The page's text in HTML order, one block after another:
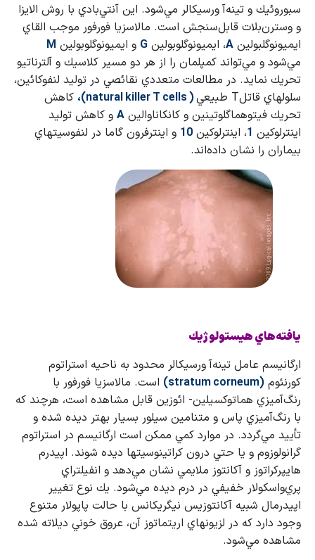
سبوروئيك و تينه‌آ ورسيكالر مي‌شود. اين آنتي‌بادي با روش الايزا
و وسترن‌بلات قابل‌سنجش است. مالاسزيا فورفور موجب القاي
ايميونوگلبولين A، ايميونوگلوبولين G و ايميونوگلوبولين M
مي‌شود و مي‌تواند كمپلمان را از هر دو مسير كلاسيك و آلترناتيو
تحريك نمايد. در مطالعات متعددي نقائصي در توليد لنفوكائين،
سلولهاي قاتلT طبيعي(
natural killer T cells)، كاهش
تحريك فيتوهماگلوتينين و كانكاناوالين A و كاهش توليد
اينترلوكين 1، اينترلوكين 10 و اينترفرون گاما در لنفوسيتهاي
بيماران را نشان داده‌اند.
يافته‌هاي هيستولوژيك
ارگانيسم عامل تينه‌آ ورسيكالر محدود به ناحيه استراتوم
كورنئوم (
stratum corneum
) است. مالاسزيا فورفور با
رنگ‌آميزي هماتوكسيلين- ائوزين قابل مشاهده است، هرچند كه
با رنگ‌آميزي پاس و متنامين سيلور بسيار بهتر ديده شده و
تأیيد مي‌گردد. در موارد كمي ممكن است ارگانيسم در استراتوم
گرانولوزوم و يا حتي درون كراتينوسيتها ديده شوند. اپيدرم
هايپركراتوز و آكانتوز ملايمي نشان مي‌دهد و انفيلتراي
پري‌واسكولار خفيفي در درم ديده مي‌شود. يك نوع تغيير
اپيدرمال شبيه آكانتوزيس نيگريكانس با حالت پاپولار متنوع
وجود دارد كه در لزيونهاي اريتماتوز آن، عروق خوني ديلاته شده
مشاهده مي‌شود.